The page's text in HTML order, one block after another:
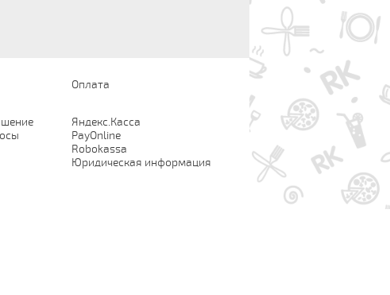
Оплата
Яндекс.Касса
PayOnline
Robokassa
Юридическая информация